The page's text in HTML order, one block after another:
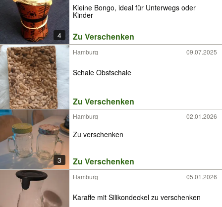
4
Kleine Bongo, ideal für Unterwegs oder
Kinder
Zu Verschenken
Hamburg 09.07.2025
Schale Obstschale
Zu Verschenken
3
Hamburg 02.01.2026
Zu verschenken
Zu Verschenken
Hamburg 05.01.2026
Karaffe mit Silikondeckel zu verschenken